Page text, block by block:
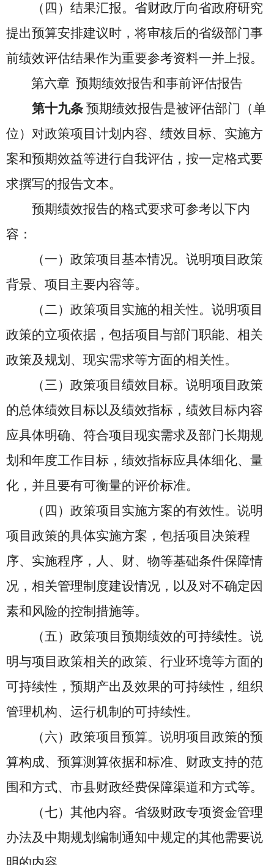
（四）结果汇报。省财政厅向省政府研究
提出预算安排建议时，将审核后的省级部门事
前绩效评估结果作为重要参考资料一并上报。
第六章 预期绩效报告和事前评估报告
第十九条 预期绩效报告是被评估部门（单
位）对政策项目计划内容、绩效目标、实施方
案和预期效益等进行自我评估，按一定格式要
求撰写的报告文本。
预期绩效报告的格式要求可参考以下内
容：
（一）政策项目基本情况。说明项目政策
背景、项目主要内容等。
（二）政策项目实施的相关性。说明项目
政策的立项依据，包括项目与部门职能、相关
政策及规划、现实需求等方面的相关性。
（三）政策项目绩效目标。说明项目政策
的总体绩效目标以及绩效指标，绩效目标内容
应具体明确、符合项目现实需求及部门长期规
划和年度工作目标，绩效指标应具体细化、量
化，并且要有可衡量的评价标准。
（四）政策项目实施方案的有效性。说明
项目政策的具体实施方案，包括项目决策程
序、实施程序，人、财、物等基础条件保障情
况，相关管理制度建设情况，以及对不确定因
素和风险的控制措施等。
（五）政策项目预期绩效的可持续性。说
明与项目政策相关的政策、行业环境等方面的
可持续性，预期产出及效果的可持续性，组织
管理机构、运行机制的可持续性。
（六）政策项目预算。说明项目政策的预
算构成、预算测算依据和标准、财政支持的范
围和方式、市县财政经费保障渠道和方式等。
（七）其他内容。省级财政专项资金管理
办法及中期规划编制通知中规定的其他需要说